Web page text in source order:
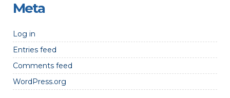
Meta
Log in
Entries feed
Comments feed
WordPress.org